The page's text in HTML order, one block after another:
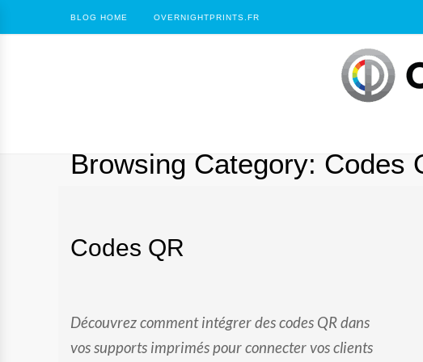
BLOG HOME OVERNIGHTPRINTS.FR
Browsing Category: Codes
Codes QR
Découvrez comment intégrer des codes QR dans
vos supports imprimés pour connecter vos clients